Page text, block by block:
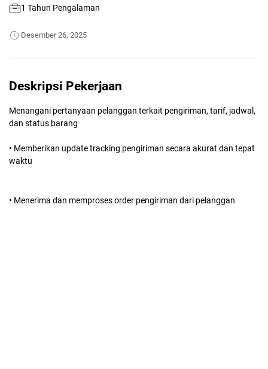
1 Tahun Pengalaman
Desember 26, 2025
Deskripsi Pekerjaan
Menangani pertanyaan pelanggan terkait pengiriman, tarif, jadwal,
dan status barang
• Memberikan update tracking pengiriman secara akurat dan tepat
waktu
• Menerima dan memproses order pengiriman dari pelanggan